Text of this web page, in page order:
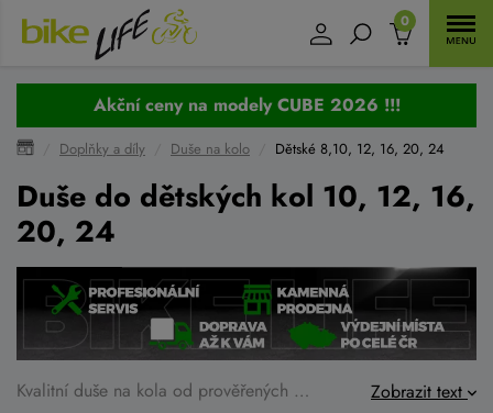
0
Akční ceny na modely CUBE 2026 !!!
Doplňky a díly Duše na kolo Dětské 8,10, 12, 16, 20, 24
Duše do dětských kol 10, 12, 16,
20, 24
Kvalitní duše na kola od prověřených výrobců pro bezpečnou jízdu. Zobrazit text